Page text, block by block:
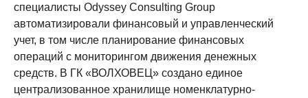
специалисты Odyssey Consulting Group
автоматизировали финансовый и управленческий
учет, в том числе планирование финансовых
операций с мониторингом движения денежных
средств. В ГК «ВОЛХОВЕЦ» создано единое
централизованное хранилище номенклатурно-